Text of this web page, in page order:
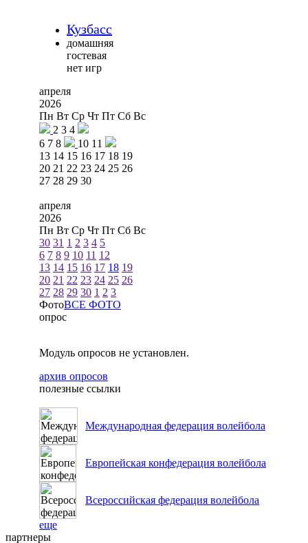
Кузбасс
домашняя
гостевая
нет игр
апреля
2026
Пн Вт Ср Чт Пт Сб Вс
2 3 4
6 7 8 10 11
13 14 15 16 17 18 19
20 21 22 23 24 25 26
27 28 29 30
апреля
2026
Пн Вт Ср Чт Пт Сб Вс
30 31 1 2 3 4 5
6 7 8 9 10 11 12
13 14 15 16 17 18 19
20 21 22 23 24 25 26
27 28 29 30 1 2 3
ФотоВСЕ ФОТО
опрос
Модуль опросов не установлен.
архив опросов
полезные ссылки
Международная федерация волейбола
Европейская конфедерация волейбола
Всероссийская федерация волейбола
еще
партнеры